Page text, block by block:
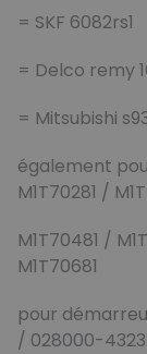
= SKF 6082rs1
= Delco remy
= Mitsubishi
également
M1T70281 /
M1T70481 /
M1T70681
pour
/ 028000-